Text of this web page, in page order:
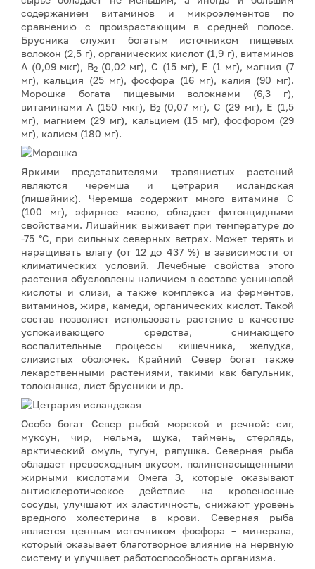
содержанием витаминов и микроэлементов по
сравнению с произрастающим в средней полосе.
Брусника служит богатым источником пищевых
волокон (2,5 г), органических кислот (1,9 г), витаминов
А (0,09 мкг), В2 (0,02 мг), С (15 мг), Е (1 мг), магния (7
мг), кальция (25 мг), фосфора (16 мг), калия (90 мг).
Морошка богата пищевыми волокнами (6,3 г),
витаминами А (150 мкг), В2 (0,07 мг), С (29 мг), Е (1,5
мг), магнием (29 мг), кальцием (15 мг), фосфором (29
мг), калием (180 мг).
Яркими представителями травянистых растений
являются черемша и цетрария исландская
(лишайник). Черемша содержит много витамина С
(100 мг), эфирное масло, обладает фитонцидными
свойствами. Лишайник выживает при температуре до
-75 °С, при сильных северных ветрах. Может терять и
наращивать влагу (от 12 до 437 %) в зависимости от
климатических условий. Лечебные свойства этого
растения обусловлены наличием в составе усниновой
кислоты и слизи, а также комплекса из ферментов,
витаминов, жира, камеди, органических кислот. Такой
состав позволяет использовать растение в качестве
успокаивающего средства, снимающего
воспалительные процессы кишечника, желудка,
слизистых оболочек. Крайний Север богат также
лекарственными растениями, такими как багульник,
толокнянка, лист брусники и др.
Особо богат Север рыбой морской и речной: сиг,
муксун, чир, нельма, щука, таймень, стерлядь,
арктический омуль, тугун, ряпушка. Северная рыба
обладает превосходным вкусом, полиненасыщенными
жирными кислотами Омега 3, которые оказывают
антисклеротическое действие на кровеносные
сосуды, улучшают их эластичность, снижают уровень
вредного холестерина в крови. Северная рыба
является ценным источником фосфора – минерала,
который оказывает благотворное влияние на нервную
систему и улучшает работоспособность организма.